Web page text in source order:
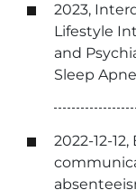
2023,
Lifestyle
and
Sleep
2022-12-